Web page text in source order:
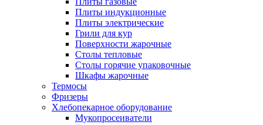
Плиты индукционные
Плиты электрические
Грили для кур
Поверхности жарочные
Столы тепловые
Столы горячие упаковочные
Шкафы жарочные
Термосы
Фризеры
Хлебопекарное оборудование
Мукопросеиватели